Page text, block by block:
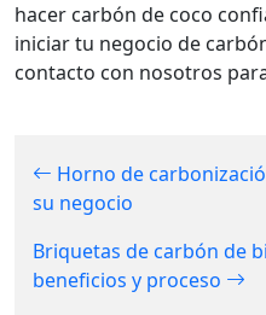
hacer carbón de coco
iniciar tu negocio de
contacto con nosotros
Horno de
su negocio
Briquetas de carbón de
beneficios y proceso